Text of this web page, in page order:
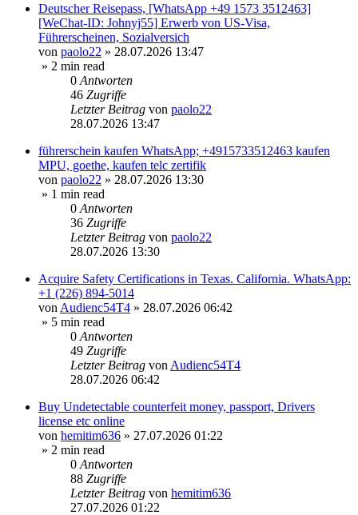
Deutscher Reisepass, [WhatsApp +49 1573 3512463]
[WeChat-ID: Johnyj55] Erwerb von US-Visa,
Führerscheinen, Sozialversich
von paolo22 » 28.07.2026 13:47
» 2 min read
0 Antworten
46 Zugriffe
Letzter Beitrag von paolo22
28.07.2026 13:47
führerschein kaufen WhatsApp; +4915733512463 kaufen
MPU, goethe, kaufen telc zertifik
von paolo22 » 28.07.2026 13:30
» 1 min read
0 Antworten
36 Zugriffe
Letzter Beitrag von paolo22
28.07.2026 13:30
Acquire Safety Certifications in Texas. California. WhatsApp:
+1 (226) 894-5014
von Audienc54T4 » 28.07.2026 06:42
» 5 min read
0 Antworten
49 Zugriffe
Letzter Beitrag von Audienc54T4
28.07.2026 06:42
Buy Undetectable counterfeit money, passport, Drivers
license etc online
von hemitim636 » 27.07.2026 01:22
» 2 min read
0 Antworten
88 Zugriffe
Letzter Beitrag von hemitim636
27.07.2026 01:22